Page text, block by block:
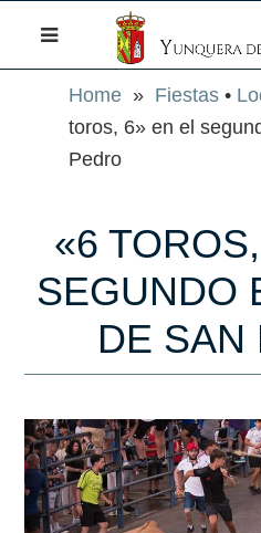
Home » Fiestas •
toros, 6» en el
Pedro
«6
SEGUNDO
DE SAN